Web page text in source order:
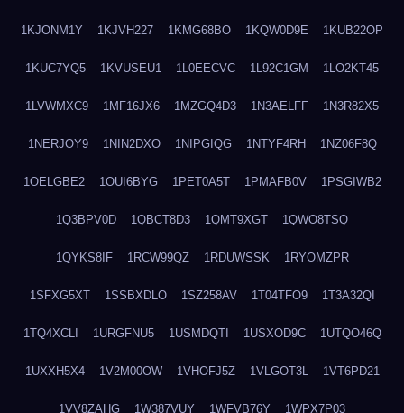
1KJONM1Y 1KJVH227 1KMG68BO 1KQW0D9E 1KUB22OP
1KUC7YQ5 1KVUSEU1 1L0EECVC 1L92C1GM 1LO2KT45
1LVWMXC9 1MF16JX6 1MZGQ4D3 1N3AELFF 1N3R82X5
1NERJOY9 1NIN2DXO 1NIPGIQG 1NTYF4RH 1NZ06F8Q
1OELGBE2 1OUI6BYG 1PET0A5T 1PMAFB0V 1PSGIWB2
1Q3BPV0D 1QBCT8D3 1QMT9XGT 1QWO8TSQ
1QYKS8IF 1RCW99QZ 1RDUWSSK 1RYOMZPR
1SFXG5XT 1SSBXDLO 1SZ258AV 1T04TFO9 1T3A32QI
1TQ4XCLI 1URGFNU5 1USMDQTI 1USXOD9C 1UTQO46Q
1UXXH5X4 1V2M00OW 1VHOFJ5Z 1VLGOT3L 1VT6PD21
1VV8ZAHG 1W387VUY 1WFVB76Y 1WPX7P03